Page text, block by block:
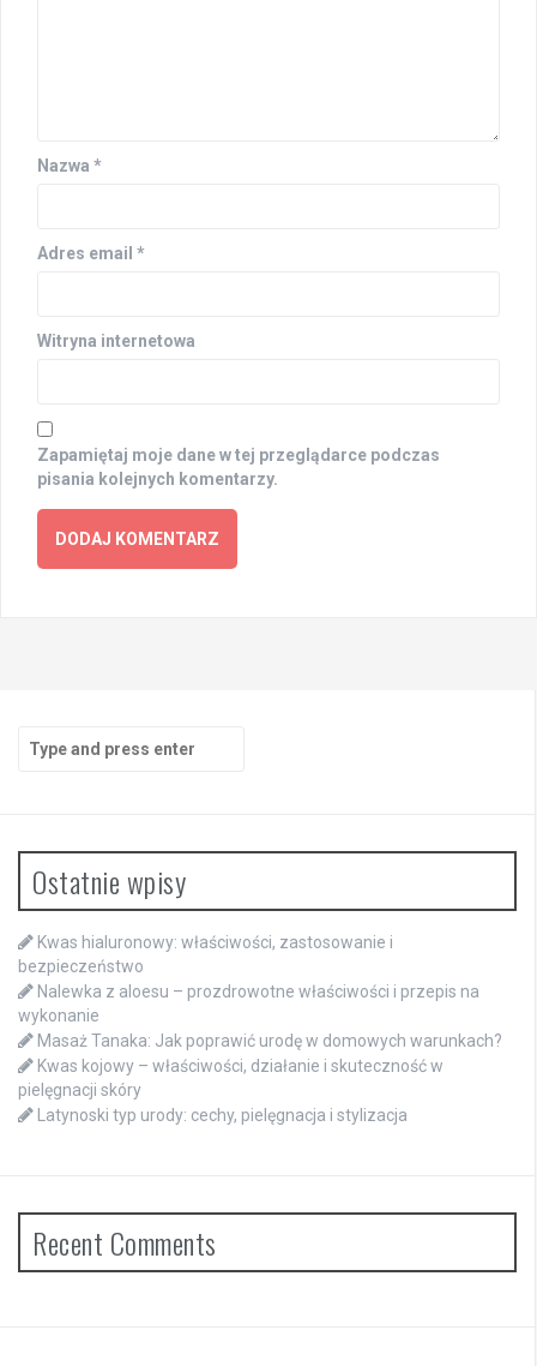
Nazwa *
Adres email *
Witryna internetowa
Zapamiętaj moje dane w tej przeglądarce podczas
pisania kolejnych komentarzy.
for:
Ostatnie wpisy
Kwas hialuronowy: właściwości, zastosowanie i
bezpieczeństwo
Nalewka z aloesu – prozdrowotne właściwości i przepis na
wykonanie
Masaż Tanaka: Jak poprawić urodę w domowych warunkach?
Kwas kojowy – właściwości, działanie i skuteczność w
pielęgnacji skóry
Latynoski typ urody: cechy, pielęgnacja i stylizacja
Recent Comments